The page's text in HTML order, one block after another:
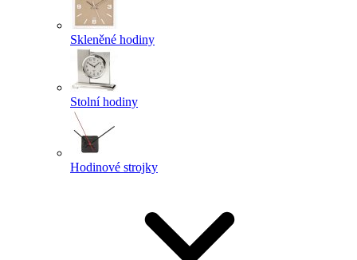
Skleněné hodiny
Stolní hodiny
Hodinové strojky